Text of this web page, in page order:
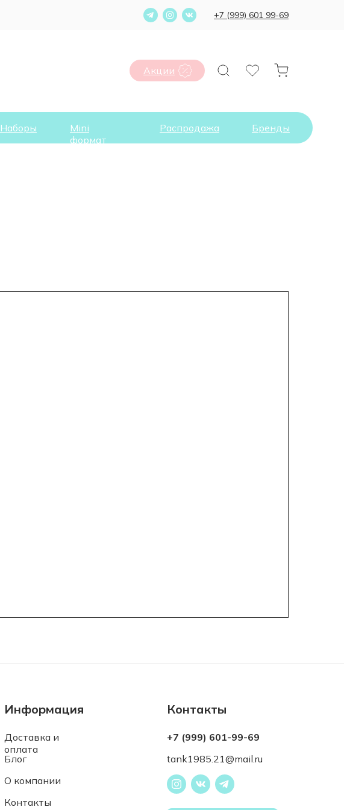
Акции
+7 (999) 601 99-69
Наборы
Mini
формат
Распродажа Бренды
Информация
Доставка и
оплата
О компании
Блог
Контакты
Контакты
+7 (999) 601-99-69
tank1985.21@mail.ru